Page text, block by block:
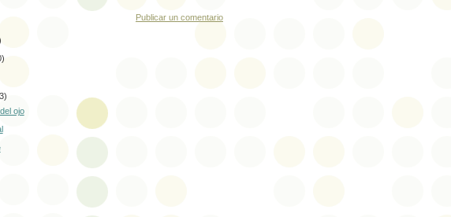
Publicar un comentario
ojo